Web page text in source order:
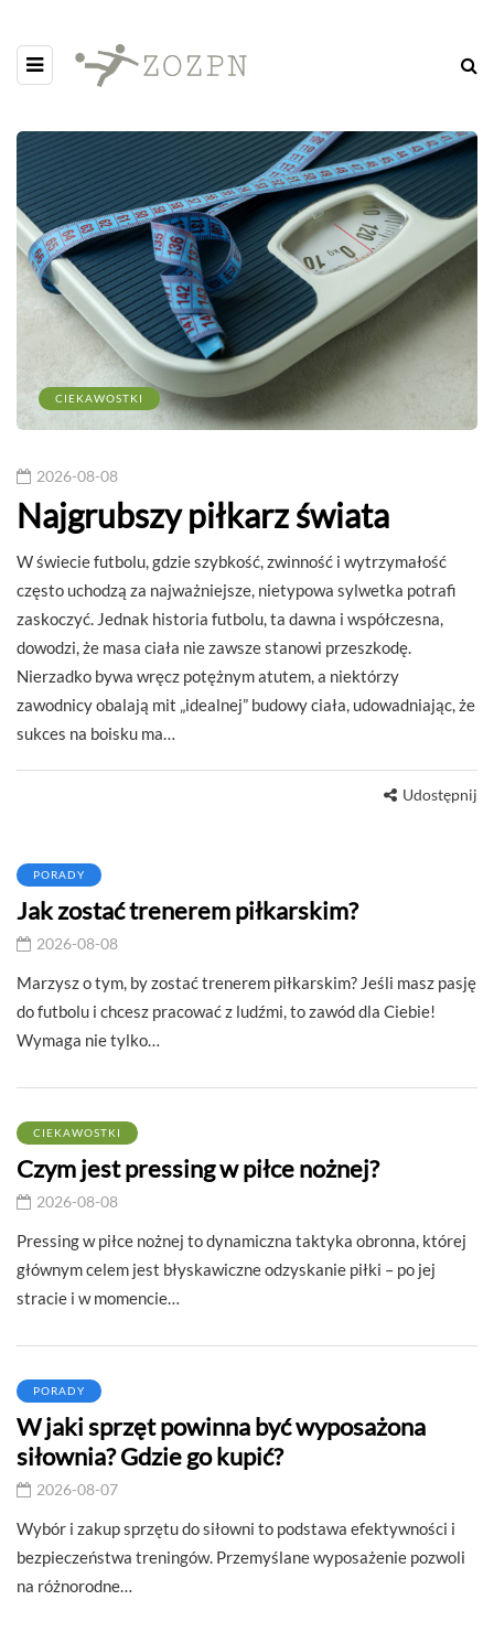
CIEKAWOSTKI
2026-08-08
Najgrubszy piłkarz świata
W świecie futbolu, gdzie szybkość, zwinność i wytrzymałość
często uchodzą za najważniejsze, nietypowa sylwetka potrafi
zaskoczyć. Jednak historia futbolu, ta dawna i współczesna,
dowodzi, że masa ciała nie zawsze stanowi przeszkodę.
Nierzadko bywa wręcz potężnym atutem, a niektórzy
zawodnicy obalają mit „idealnej” budowy ciała, udowadniając, że
sukces na boisku ma…
Udostępnij
PORADY
Jak zostać trenerem piłkarskim?
2026-08-08
Marzysz o tym, by zostać trenerem piłkarskim? Jeśli masz pasję
do futbolu i chcesz pracować z ludźmi, to zawód dla Ciebie!
Wymaga nie tylko…
CIEKAWOSTKI
Czym jest pressing w piłce nożnej?
2026-08-08
Pressing w piłce nożnej to dynamiczna taktyka obronna, której
głównym celem jest błyskawiczne odzyskanie piłki – po jej
stracie i w momencie…
PORADY
W jaki sprzęt powinna być wyposażona
siłownia? Gdzie go kupić?
2026-08-07
Wybór i zakup sprzętu do siłowni to podstawa efektywności i
bezpieczeństwa treningów. Przemyślane wyposażenie pozwoli
na różnorodne…